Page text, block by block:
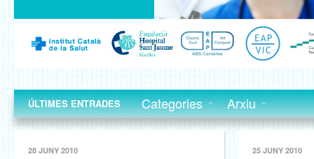
ÚLTIMES ENTRADES Categories Arxiu
28 JUNY 2010 25 JUNY 2010